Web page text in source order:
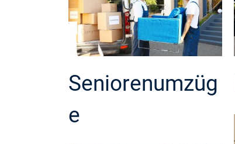
Seniorenumzüg
e